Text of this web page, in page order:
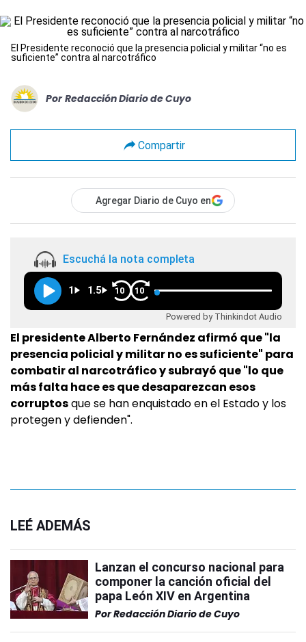
El Presidente reconoció que la presencia policial y militar “no es
suficiente” contra al narcotráfico
Por Redacción Diario de Cuyo
Compartir
Agregar Diario de Cuyo en
Escuchá la nota completa
1 1.5 10 10
Powered by Thinkindot Audio
El presidente Alberto Fernández afirmó que "la
presencia policial y militar no es suficiente" para
combatir al narcotráfico y subrayó que "lo que
más falta hace es que desaparezcan esos
corruptosque se han enquistado en el Estado y los
protegen y defienden".
LEÉ ADEMÁS
Lanzan el concurso nacional para
componer la canción oficial del
papa León XIV en Argentina
PorRedacción Diario de Cuyo